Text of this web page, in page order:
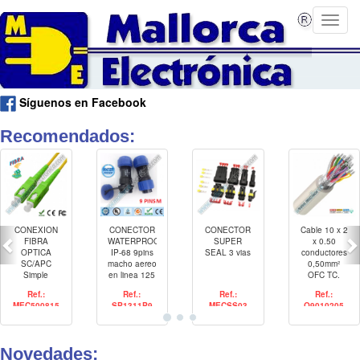
Síguenos en Facebook
Recomendados:
CONEXION
FIBRA
OPTICA
SC/APC
Simple
15 mtrs
Ref.:
MEC500815
CONECTOR
WATERPROOF
IP-68 9pins
macho aereo
en linea 125
Ref.:
SP1311P9
CONECTOR
SUPER
SEAL 3 vias
Ref.:
MECSS03
Cable 10 x 2
x 0.50
conductores
0,50mm²
OFC TC.
Cinta Al +
Trenza OFC
Ref.:
Q9010205
Novedades: